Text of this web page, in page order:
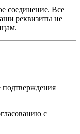
соединение. Все
реквизиты не
подтверждения
с